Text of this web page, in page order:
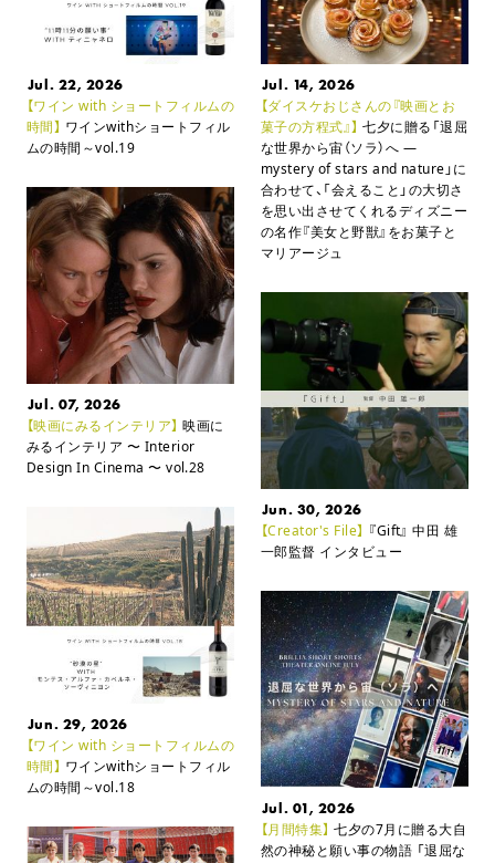
Jul. 22, 2026
【ワイン with ショートフィルムの
時間】 ワインwithショートフィル
ムの時間～vol.19
Jul. 14, 2026
【ダイスケおじさんの『映画とお
菓子の方程式』】 七夕に贈る「退屈
な世界から宙（ソラ）へ ―
mystery of stars and nature」に
合わせて、 「会えること」の大切さ
を思い出させてくれるディズニー
の名作『美女と野獣』をお菓子と
マリアージュ
Jul. 07, 2026
【映画にみるインテリア】 映画に
みるインテリア 〜 Interior
Design In Cinema 〜 vol.28
Jun. 30, 2026
【Creator's File】 『Gift』 中田 雄
一郎監督 インタビュー
Jun. 29, 2026
【ワイン with ショートフィルムの
時間】 ワインwithショートフィル
ムの時間～vol.18
Jul. 01, 2026
【月間特集】 七夕の7月に贈る大自
然の神秘と願い事の物語 「退屈な